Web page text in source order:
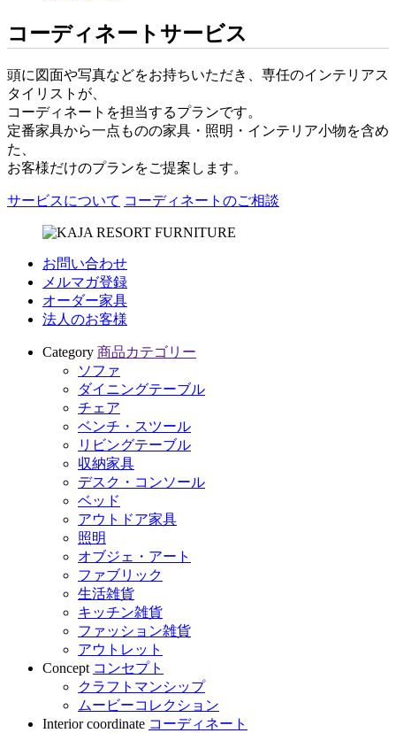
コーディネートサービス
頭に図面や写真などをお持ちいただき、専任のインテリアス
タイリストが、
コーディネートを担当するプランです。
定番家具から一点ものの家具・照明・インテリア小物を含め
た、
お客様だけのプランをご提案します。
サービスについて コーディネートのご相談
お問い合わせ
メルマガ登録
オーダー家具
法人のお客様
Category 商品カテゴリー
ソファ
ダイニングテーブル
チェア
ベンチ・スツール
リビングテーブル
収納家具
デスク・コンソール
ベッド
アウトドア家具
照明
オブジェ・アート
ファブリック
生活雑貨
キッチン雑貨
ファッション雑貨
アウトレット
Concept コンセプト
クラフトマンシップ
ムービーコレクション
Interior coordinate コーディネート